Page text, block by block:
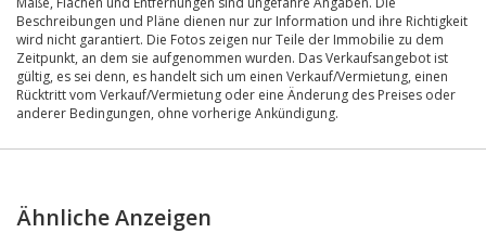
Beschreibungen und Pläne dienen nur zur Information und ihre Richtigkeit
wird nicht garantiert. Die Fotos zeigen nur Teile der Immobilie zu dem
Zeitpunkt, an dem sie aufgenommen wurden. Das Verkaufsangebot ist
gültig, es sei denn, es handelt sich um einen Verkauf/Vermietung, einen
Rücktritt vom Verkauf/Vermietung oder eine Änderung des Preises oder
anderer Bedingungen, ohne vorherige Ankündigung.
Ähnliche Anzeigen